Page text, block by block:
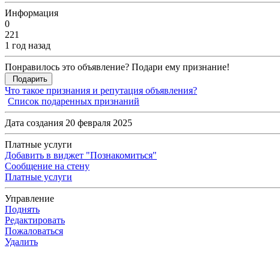
Информация
0
221
1 год назад
Понравилось это объявление? Подари ему признание!
Подарить
Что такое признания и репутация объявления?
Список подаренных признаний
Дата создания 20 февраля 2025
Платные услуги
Добавить в виджет "Познакомиться"
Сообщение на стену
Платные услуги
Управление
Поднять
Редактировать
Пожаловаться
Удалить